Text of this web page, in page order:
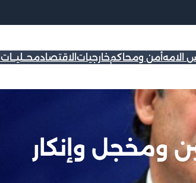
الامهأمن ومحاكمخارجيات الاقتصادمحــليــات
ومخجل وإنكار